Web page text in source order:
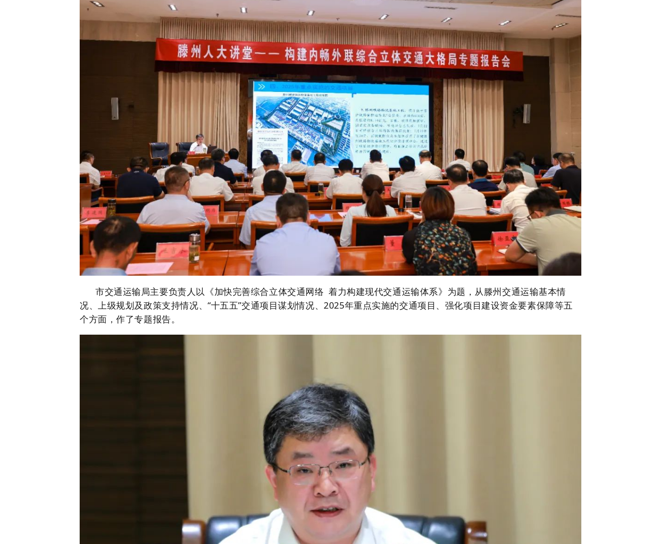
市交通运输局主要负责人以《加快完善综合立体交通网络 着力构建现代交通运输体系》为题，从滕州交通运输基本情
况、上级规划及政策支持情况、“十五五”交通项目谋划情况、2025年重点实施的交通项目、强化项目建设资金要素保障等五
个方面，作了专题报告。